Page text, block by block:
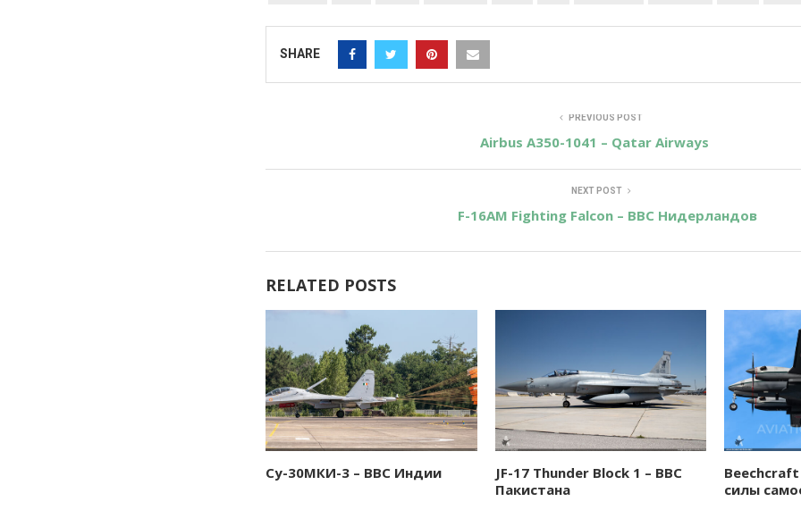
SHARE
PREVIOUS POST
Airbus A350-1041 – Qatar Airways
NEXT POST
F-16AM Fighting Falcon – ВВС Нидерландов
RELATED POSTS
Су-30МКИ-3 – ВВС Индии
JF-17 Thunder Block 1 – ВВС
Пакистана
Beechcraft
силы